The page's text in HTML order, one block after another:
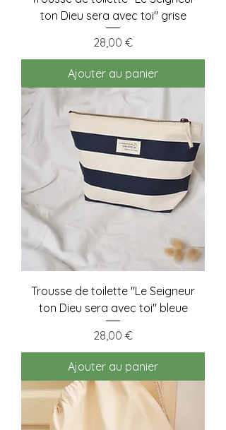
ton Dieu sera avec toi" grise
Prix
28,00 €
Ajouter au panier
Trousse de toilette "Le Seigneur
ton Dieu sera avec toi" bleue
Prix
28,00 €
Ajouter au panier